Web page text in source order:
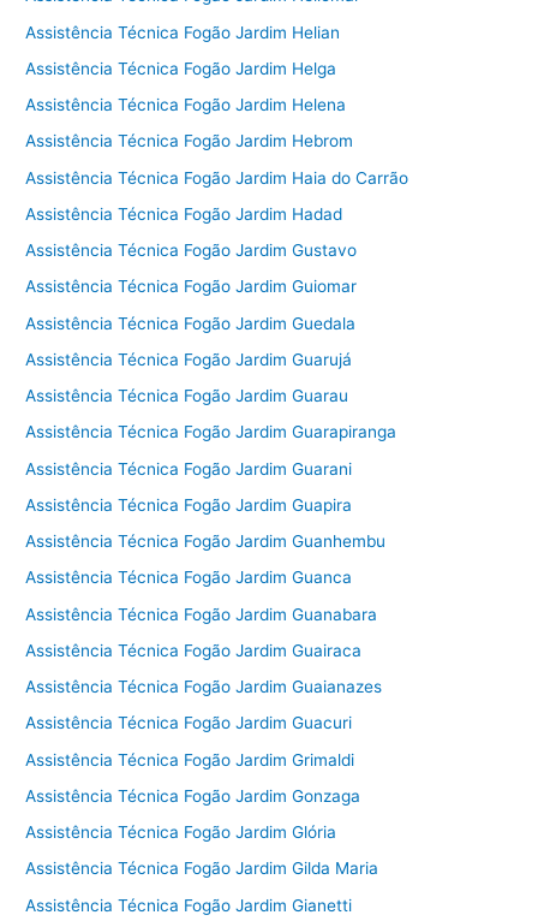
Assistência Técnica Fogão Jardim Helian
Assistência Técnica Fogão Jardim Helga
Assistência Técnica Fogão Jardim Helena
Assistência Técnica Fogão Jardim Hebrom
Assistência Técnica Fogão Jardim Haia do Carrão
Assistência Técnica Fogão Jardim Hadad
Assistência Técnica Fogão Jardim Gustavo
Assistência Técnica Fogão Jardim Guiomar
Assistência Técnica Fogão Jardim Guedala
Assistência Técnica Fogão Jardim Guarujá
Assistência Técnica Fogão Jardim Guarau
Assistência Técnica Fogão Jardim Guarapiranga
Assistência Técnica Fogão Jardim Guarani
Assistência Técnica Fogão Jardim Guapira
Assistência Técnica Fogão Jardim Guanhembu
Assistência Técnica Fogão Jardim Guanca
Assistência Técnica Fogão Jardim Guanabara
Assistência Técnica Fogão Jardim Guairaca
Assistência Técnica Fogão Jardim Guaianazes
Assistência Técnica Fogão Jardim Guacuri
Assistência Técnica Fogão Jardim Grimaldi
Assistência Técnica Fogão Jardim Gonzaga
Assistência Técnica Fogão Jardim Glória
Assistência Técnica Fogão Jardim Gilda Maria
Assistência Técnica Fogão Jardim Gianetti